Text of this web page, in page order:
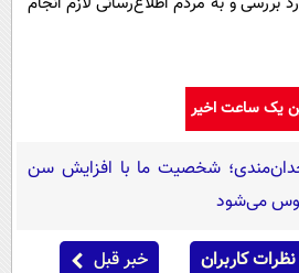
یک ساعت اخیر
شخصیت ما با افزایش سن
می‌شود
نظرات کاربران خبر قبل